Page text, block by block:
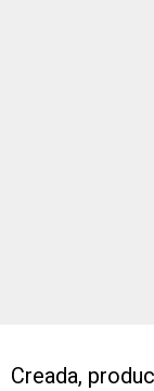
Creada,